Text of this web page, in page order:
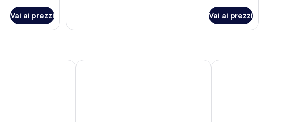
Vai ai prezzi Vai ai prezzi
Taipei Star Beauty Resort Hotel Crystal Hotel